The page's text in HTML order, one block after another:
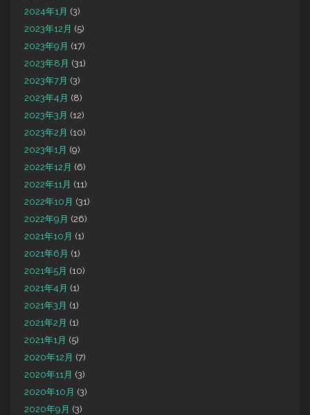
2024年1月 (3)
2023年12月 (5)
2023年9月 (17)
2023年8月 (31)
2023年7月 (3)
2023年4月 (8)
2023年3月 (12)
2023年2月 (10)
2023年1月 (9)
2022年12月 (6)
2022年11月 (11)
2022年10月 (31)
2022年9月 (26)
2021年10月 (1)
2021年6月 (1)
2021年5月 (10)
2021年4月 (1)
2021年3月 (1)
2021年2月 (1)
2021年1月 (5)
2020年12月 (7)
2020年11月 (3)
2020年10月 (3)
2020年9月 (3)